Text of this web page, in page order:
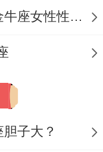
同事敲键盘的
，去马路对面
金牛座女性性格全面解析 金牛座女性性格与脾气全揭秘
子大？